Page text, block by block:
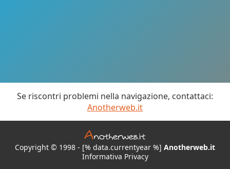
Se riscontri problemi nella navigazione, contattaci:
Anotherweb.it
Copyright © 1998 - [% data.currentyear %] Anotherweb.it
Informativa Privacy